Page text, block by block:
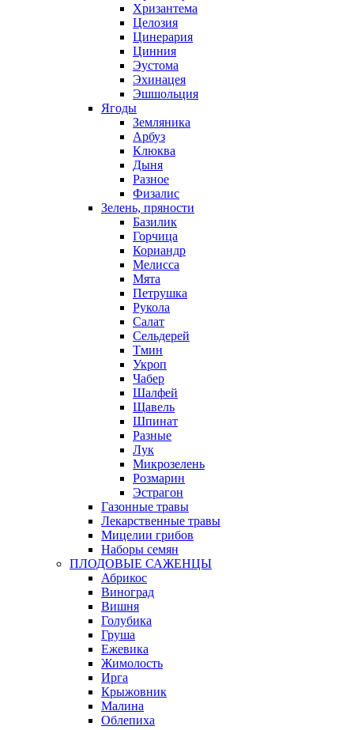
Хризантема
Целозия
Цинерария
Цинния
Эустома
Эхинацея
Эшшольция
Ягоды
Земляника
Арбуз
Клюква
Дыня
Разное
Физалис
Зелень, пряности
Базилик
Горчица
Кориандр
Мелисса
Мята
Петрушка
Рукола
Салат
Сельдерей
Тмин
Укроп
Чабер
Шалфей
Щавель
Шпинат
Разные
Лук
Микрозелень
Розмарин
Эстрагон
Газонные травы
Лекарственные травы
Мицелии грибов
Наборы семян
ПЛОДОВЫЕ САЖЕНЦЫ
Абрикос
Виноград
Вишня
Голубика
Груша
Ежевика
Жимолость
Ирга
Крыжовник
Малина
Облепиха